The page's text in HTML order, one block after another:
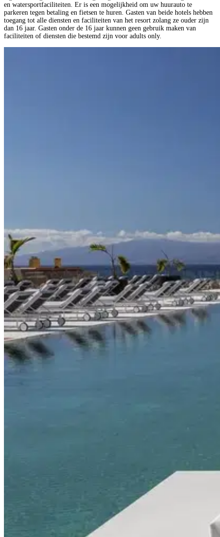
en watersportfaciliteiten. Er is een mogelijkheid om uw huurauto te
parkeren tegen betaling en fietsen te huren. Gasten van beide hotels hebben
toegang tot alle diensten en faciliteiten van het resort zolang ze ouder zijn
dan 16 jaar. Gasten onder de 16 jaar kunnen geen gebruik maken van
faciliteiten of diensten die bestemd zijn voor adults only.